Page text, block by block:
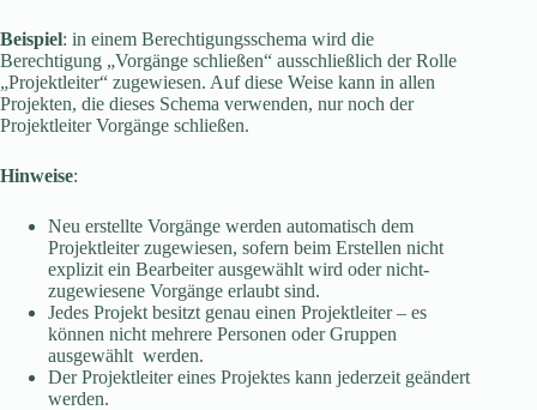
Beispiel: in einem Berechtigungsschema wird die
Berechtigung „Vorgänge schließen“ ausschließlich der Rolle
„Projektleiter“ zugewiesen. Auf diese Weise kann in allen
Projekten, die dieses Schema verwenden, nur noch der
Projektleiter Vorgänge schließen.
Hinweise:
Neu erstellte Vorgänge werden automatisch dem
Projektleiter zugewiesen, sofern beim Erstellen nicht
explizit ein Bearbeiter ausgewählt wird oder nicht-
zugewiesene Vorgänge erlaubt sind.
Jedes Projekt besitzt genau einen Projektleiter – es
können nicht mehrere Personen oder Gruppen
ausgewählt werden.
Der Projektleiter eines Projektes kann jederzeit geändert
werden.